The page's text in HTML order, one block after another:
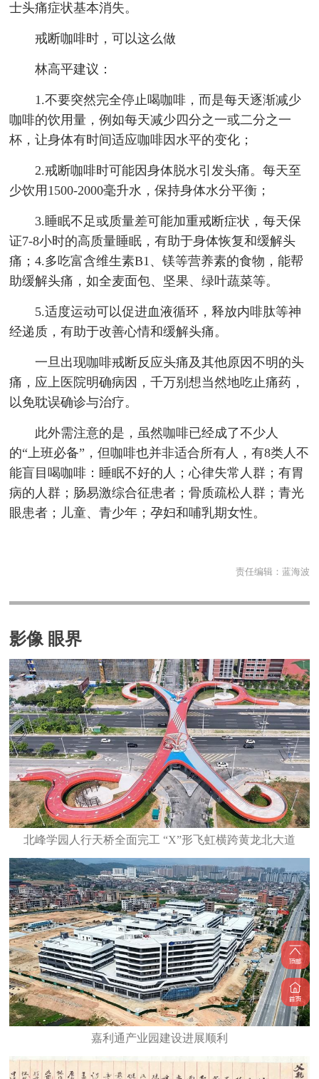
士头痛症状基本消失。
戒断咖啡时，可以这么做
林高平建议：
1.不要突然完全停止喝咖啡，而是每天逐渐减少
咖啡的饮用量，例如每天减少四分之一或二分之一
杯，让身体有时间适应咖啡因水平的变化；
2.戒断咖啡时可能因身体脱水引发头痛。每天至
少饮用1500-2000毫升水，保持身体水分平衡；
3.睡眠不足或质量差可能加重戒断症状，每天保
证7-8小时的高质量睡眠，有助于身体恢复和缓解头
痛；4.多吃富含维生素B1、镁等营养素的食物，能帮
助缓解头痛，如全麦面包、坚果、绿叶蔬菜等。
5.适度运动可以促进血液循环，释放内啡肽等神
经递质，有助于改善心情和缓解头痛。
一旦出现咖啡戒断反应头痛及其他原因不明的头
痛，应上医院明确病因，千万别想当然地吃止痛药，
以免耽误确诊与治疗。
此外需注意的是，虽然咖啡已经成了不少人
的“上班必备”，但咖啡也并非适合所有人，有8类人不
能盲目喝咖啡：睡眠不好的人；心律失常人群；有胃
病的人群；肠易激综合征患者；骨质疏松人群；青光
眼患者；儿童、青少年；孕妇和哺乳期女性。
责任编辑： 蓝海波
影像 眼界
北峰学园人行天桥全面完工 “X”形飞虹横跨黄龙北大道
嘉利通产业园建设进展顺利